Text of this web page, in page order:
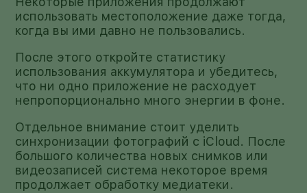
использовать местоположение даже тогда,
когда вы ими давно не пользовались.
После этого откройте статистику
использования аккумулятора и убедитесь,
что ни одно приложение не расходует
непропорционально много энергии в фоне.
Отдельное внимание стоит уделить
синхронизации фотографий с iCloud. После
большого количества новых снимков или
видеозаписей система некоторое время
продолжает обработку медиатеки.